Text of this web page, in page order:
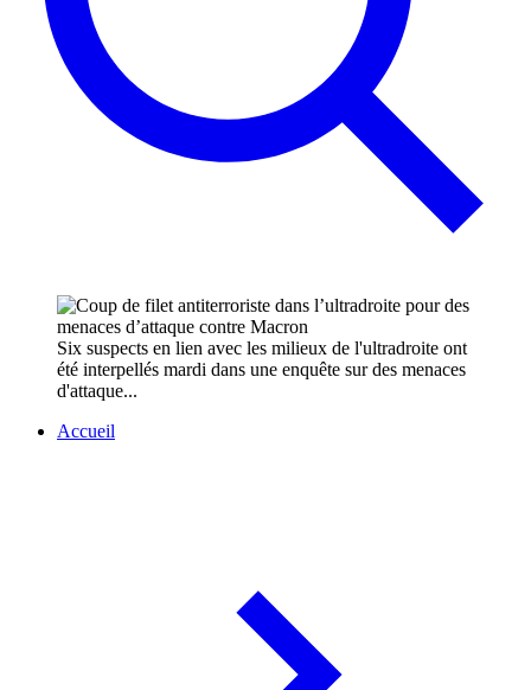
Six suspects en lien avec les milieux de l'ultradroite ont
été interpellés mardi dans une enquête sur des menaces
d'attaque...
Accueil